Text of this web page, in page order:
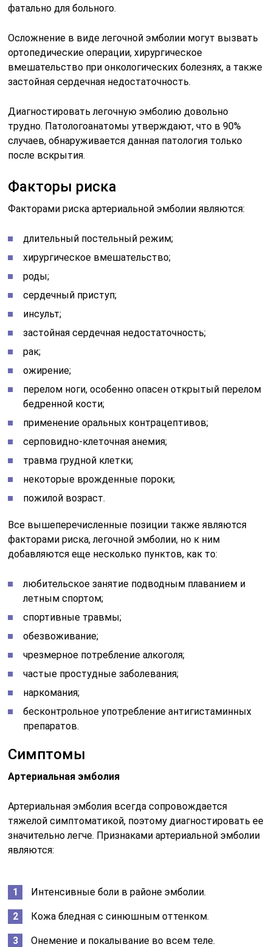
фатально для больного.
Осложнение в виде легочной эмболии могут вызвать
ортопедические операции, хирургическое
вмешательство при онкологических болезнях, а также
застойная сердечная недостаточность.
Диагностировать легочную эмболию довольно
трудно. Патологоанатомы утверждают, что в 90%
случаев, обнаруживается данная патология только
после вскрытия.
Факторы риска
Факторами риска артериальной эмболии являются:
длительный постельный режим;
хирургическое вмешательство;
роды;
сердечный приступ;
инсульт;
застойная сердечная недостаточность;
рак;
ожирение;
перелом ноги, особенно опасен открытый перелом
бедренной кости;
применение оральных контрацептивов;
серповидно-клеточная анемия;
травма грудной клетки;
некоторые врожденные пороки;
пожилой возраст.
Все вышеперечисленные позиции также являются
факторами риска, легочной эмболии, но к ним
добавляются еще несколько пунктов, как то:
любительское занятие подводным плаванием и
летным спортом;
спортивные травмы;
обезвоживание;
чрезмерное потребление алкоголя;
частые простудные заболевания;
наркомания;
бесконтрольное употребление антигистаминных
препаратов.
Симптомы
Артериальная эмболия
Артериальная эмболия всегда сопровождается
тяжелой симптоматикой, поэтому диагностировать ее
значительно легче. Признаками артериальной эмболии
являются:
Интенсивные боли в районе эмболии.
Кожа бледная с синюшным оттенком.
Онемение и покалывание во всем теле.